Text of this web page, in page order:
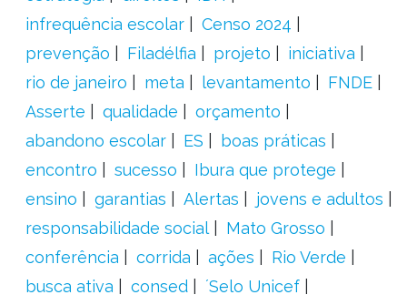
infrequência escolar
Censo 2024
prevenção
Filadélfia projeto
iniciativa
rio de janeiro
meta levantamento
FNDE
Asserte
qualidade
orçamento
abandono escolar
ES
boas práticas
encontro
sucesso
Ibura que protege
ensino
garantias Alertas
jovens e adultos
responsabilidade social
Mato Grosso
conferência
corrida ações
Rio Verde
busca ativa
consed
´Selo Unicef